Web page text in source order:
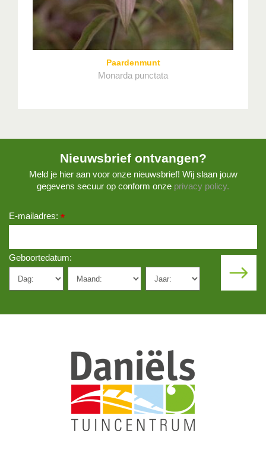
Paardenmunt
Monarda punctata
Nieuwsbrief ontvangen?
Meld je hier aan voor onze nieuwsbrief! Wij slaan jouw
gegevens secuur op conform onze privacy policy.
E-mailadres: *
Geboortedatum: